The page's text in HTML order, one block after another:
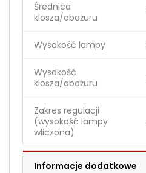
Średnica
klosza/abażuru
Wysokość lampy
Wysokość
klosza/abażuru
Zakres regulacji
(wysokość lampy
wliczona)
Informacje dodatkowe